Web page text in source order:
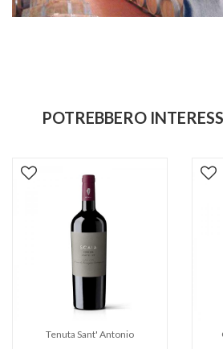
POTREBBERO
Tenuta Sant' Antonio